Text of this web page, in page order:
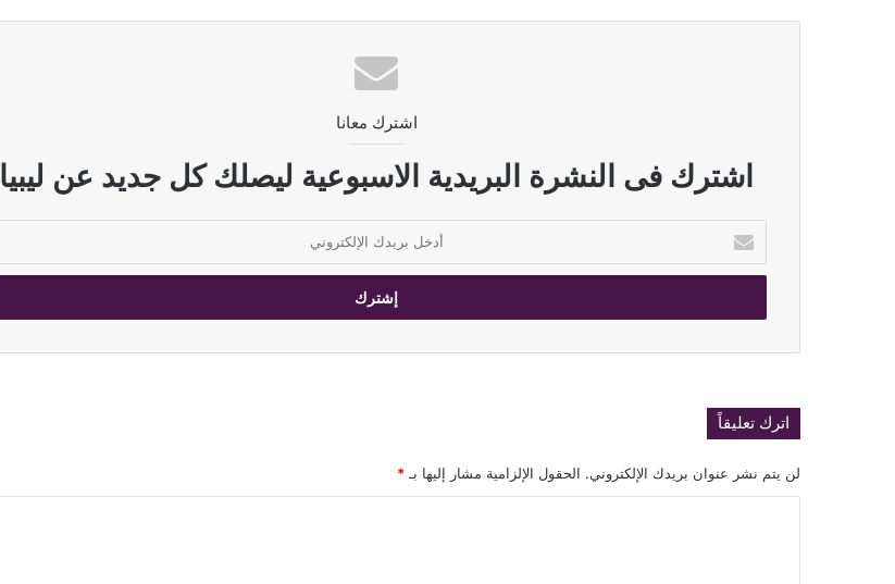
اشترك معانا
اشترك فى النشرة البريدية الاسبوعية ليصلك كل جديد عن ليبيا
بريدك
الإلكتروني
اترك تعليقاً
لن يتم نشر عنوان بريدك الإلكتروني. الحقول الإلزامية مشار إليها بـ *